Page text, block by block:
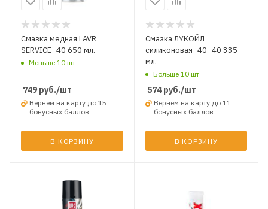
Смазка медная LAVR
SERVICE -40 650 мл.
Меньше 10 шт
749 руб./шт
Вернем на карту до 15
бонусных баллов
В КОРЗИНУ
Смазка ЛУКОЙЛ
силиконовая -40 -40 335
мл.
Больше 10 шт
574руб./шт
Вернем на карту до 11
бонусных баллов
В КОРЗИНУ